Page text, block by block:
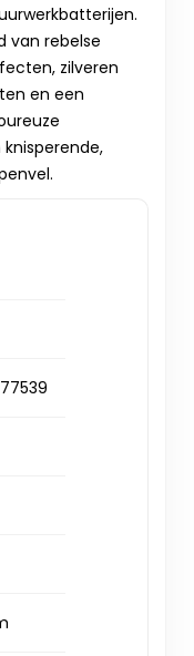
van rebelse
zilveren
en een